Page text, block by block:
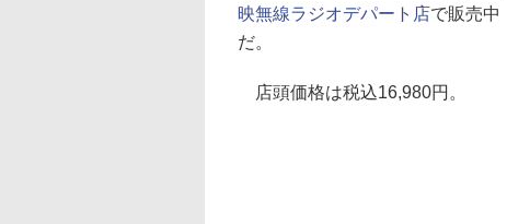
映無線ラジオデパート店で販売中
だ。
店頭価格は税込16,980円。